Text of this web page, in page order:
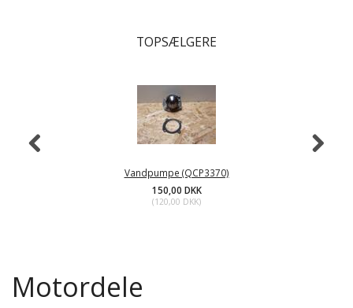
TOPSÆLGERE
Vandpumpe (QCP3370)
150,00 DKK
(120,00 DKK)
Motordele